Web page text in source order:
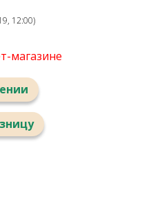
12:00)
магазине